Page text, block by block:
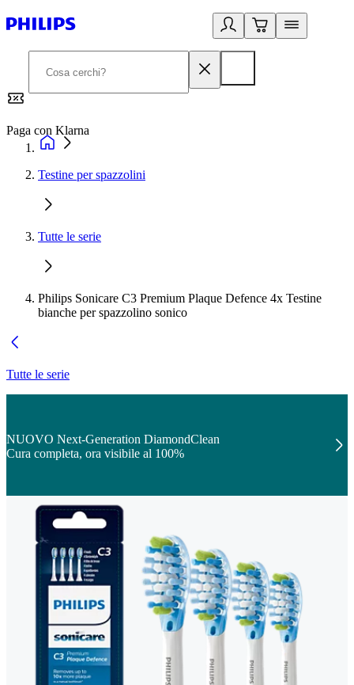
Paga con Klarna
Testine per spazzolini
Tutte le serie
Philips Sonicare C3 Premium Plaque Defence 4x Testine
bianche per spazzolino sonico
Tutte le serie
NUOVO Next-Generation DiamondClean
Cura completa, ora visibile al 100%